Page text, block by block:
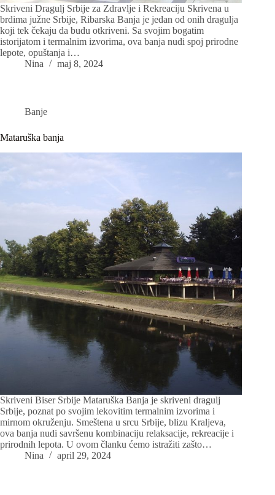
Skriveni Dragulj Srbije za Zdravlje i Rekreaciju Skrivena u
brdima južne Srbije, Ribarska Banja je jedan od onih dragulja
koji tek čekaju da budu otkriveni. Sa svojim bogatim
istorijatom i termalnim izvorima, ova banja nudi spoj prirodne
lepote, opuštanja i…
Nina
maj 8, 2024
Banje
Mataruška banja
Skriveni Biser Srbije Mataruška Banja je skriveni dragulj
Srbije, poznat po svojim lekovitim termalnim izvorima i
mirnom okruženju. Smeštena u srcu Srbije, blizu Kraljeva,
ova banja nudi savršenu kombinaciju relaksacije, rekreacije i
prirodnih lepota. U ovom članku ćemo istražiti zašto…
Nina
april 29, 2024